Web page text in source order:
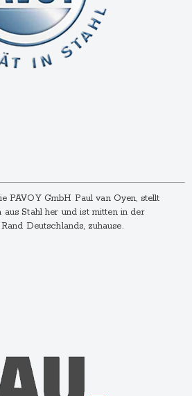
PAVOY GmbH Paul van Oyen, stellt
Stahl her und ist mitten in der
Deutschlands, zuhause.